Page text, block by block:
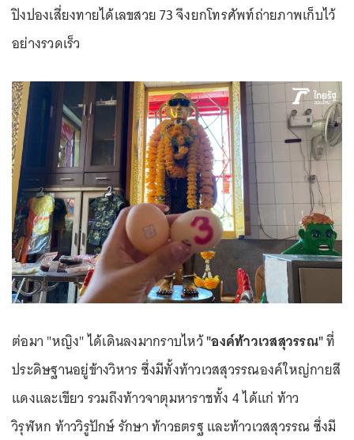
ปิงปองเสี่ยงทายได้เลขสวย 73 จึงยกโทรศัพท์ถ่ายภาพเก็บไว้
อย่างรวดเร็ว
ต่อมา "หญิง" ได้เดินลงมากราบไหว้"องค์ท้าวเวสสุวรรณ"ที่
ประดิษฐานอยู่ข้างวิหาร ซึ่งมีทั้งท้าวเวสสุวรรณองค์ใหญ่กายสี
แดงและเขียว รวมถึงท้าวจาตุมหาราชทั้ง 4 ได้แก่ ท้าว
วิรุฬหก ท้าววิรูปักษ์ รักษา ท้าวธตรฐ และท้าวเวสสุวรรณ ซึ่งมี